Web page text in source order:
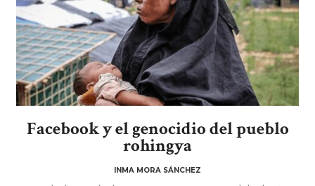
Facebook y el genocidio del pueblo
rohingya
INMA MORA SÁNCHEZ